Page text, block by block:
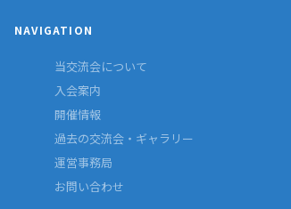
NAVIGATION
当交流会について
入会案内
開催情報
過去の交流会・ギャラリー
運営事務局
お問い合わせ